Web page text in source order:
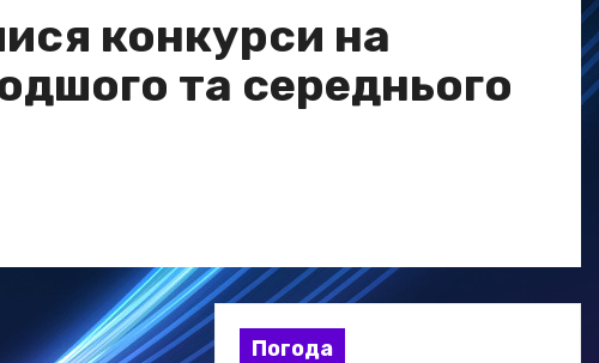
конкурси на
та середнього
Погода